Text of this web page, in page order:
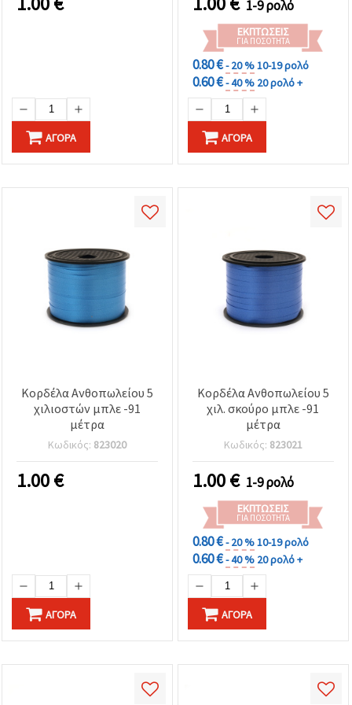
ΑΓΟΡΆ
1-9 ρολό
ΕΚΠΤΏΣΕΙΣ
ΓΙΑ ΠΟΣΌΤΗΤΑ
0.80 €- 20 %10-19 ρολό
0.60 €- 40 % 20 ρολό +
ΑΓΟΡΆ
Κορδέλα Ανθοπωλείου 5
χιλιοστών μπλε -91
μέτρα
Κωδικός: 823020
1.00€
ΑΓΟΡΆ
Κορδέλα Ανθοπωλείου 5
χιλ. σκούρο μπλε -91
μέτρα
Κωδικός: 823021
1.00€ 1-9 ρολό
ΕΚΠΤΏΣΕΙΣ
ΓΙΑ ΠΟΣΌΤΗΤΑ
0.80 €- 20 %10-19 ρολό
0.60 €- 40 % 20 ρολό +
ΑΓΟΡΆ